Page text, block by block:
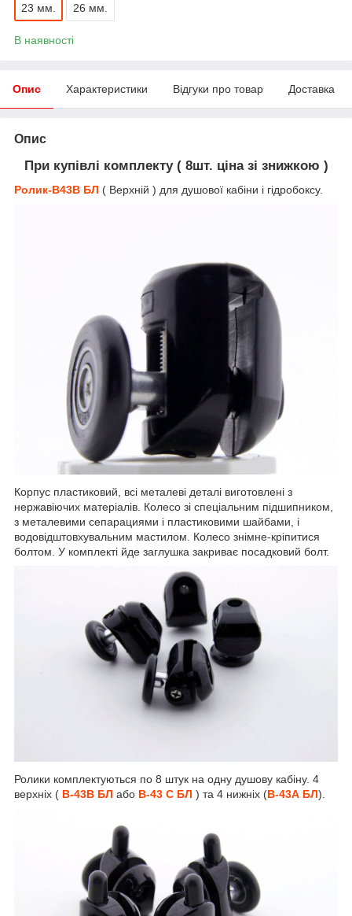
23 мм. 26 мм.
В наявності
Опис Характеристики Відгуки про товар Доставка
Опис
При купівлі комплекту ( 8шт. ціна зі знижкою )
Ролик-В43В БЛ ( Верхній ) для душової кабіни і гідробоксу.
Корпус пластиковий, всі металеві деталі виготовлені з
нержавіючих матеріалів. Колесо зі спеціальним підшипником,
з металевими сепарациями і пластиковими шайбами, і
водовідштовхувальним мастилом. Колесо знімне-кріпитися
болтом. У комплекті йде заглушка закриває посадковий болт.
Ролики комплектуються по 8 штук на одну душову кабіну. 4
верхніх ( В-43В БЛ або В-43 С БЛ ) та 4 нижніх (В-43А БЛ).